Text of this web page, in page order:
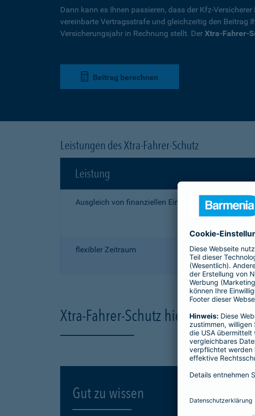
Dann kann es Ihnen passieren, dass der Kfz-
vereinbarte Vertragsstrafe und gleichzeitig den Beitrag
Versicherungsjahr in Rechnung stellt. Der Xtra-Fahrer-
Beitrag berechnen
Leistungen des Xtra-Fahrer-Schutz
Leistung
Ausgleich von finanziellen Einbußen
flexibler Zeitraum
Xtra-Fahrer-Schutz hier online
Gut zu wissen